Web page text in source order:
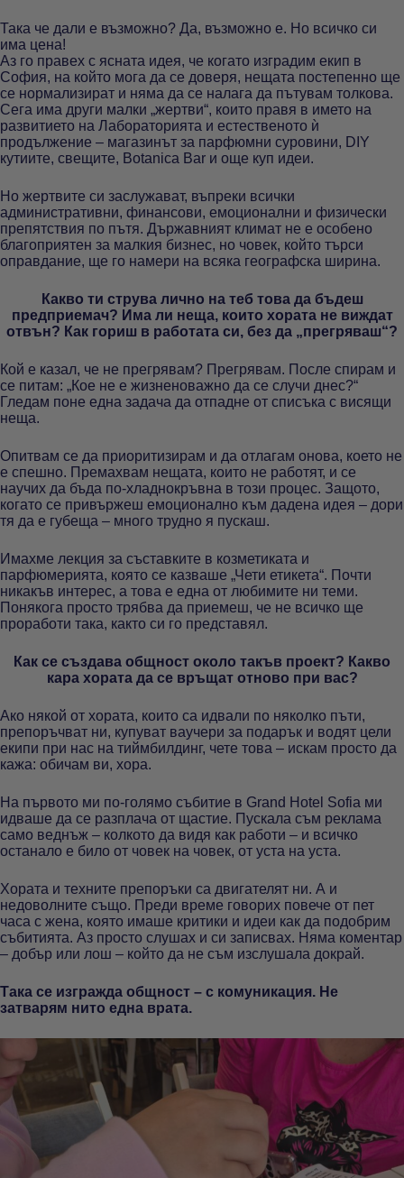
Така че дали е възможно? Да, възможно е. Но всичко си
има цена!
Аз го правех с ясната идея, че когато изградим екип в
София, на който мога да се доверя, нещата постепенно ще
се нормализират и няма да се налага да пътувам толкова.
Сега има други малки „жертви“, които правя в името на
развитието на Лабораторията и естественото ѝ
продължение – магазинът за парфюмни суровини, DIY
кутиите, свещите, Botanica Bar и още куп идеи.
Но жертвите си заслужават, въпреки всички
административни, финансови, емоционални и физически
препятствия по пътя. Държавният климат не е особено
благоприятен за малкия бизнес, но човек, който търси
оправдание, ще го намери на всяка географска ширина.
Какво ти струва лично на теб това да бъдеш
предприемач? Има ли неща, които хората не виждат
отвън? Как гориш в работата си, без да „прегряваш“?
Кой е казал, че не прегрявам? Прегрявам. После спирам и
се питам: „Кое не е жизненоважно да се случи днес?“
Гледам поне една задача да отпадне от списъка с висящи
неща.
Опитвам се да приоритизирам и да отлагам онова, което не
е спешно. Премахвам нещата, които не работят, и се
научих да бъда по-хладнокръвна в този процес. Защото,
когато се привържеш емоционално към дадена идея – дори
тя да е губеща – много трудно я пускаш.
Имахме лекция за съставките в козметиката и
парфюмерията, която се казваше „Чети етикета“. Почти
никакъв интерес, а това е една от любимите ни теми.
Понякога просто трябва да приемеш, че не всичко ще
проработи така, както си го представял.
Как се създава общност около такъв проект? Какво
кара хората да се връщат отново при вас?
Ако някой от хората, които са идвали по няколко пъти,
препоръчват ни, купуват ваучери за подарък и водят цели
екипи при нас на тиймбилдинг, чете това – искам просто да
кажа: обичам ви, хора.
На първото ми по-голямо събитие в Grand Hotel Sofia ми
идваше да се разплача от щастие. Пускала съм реклама
само веднъж – колкото да видя как работи – и всичко
останало е било от човек на човек, от уста на уста.
Хората и техните препоръки са двигателят ни. А и
недоволните също. Преди време говорих повече от пет
часа с жена, която имаше критики и идеи как да подобрим
събитията. Аз просто слушах и си записвах. Няма коментар
– добър или лош – който да не съм изслушала докрай.
Така се изгражда общност – с комуникация. Не
затварям нито една врата.